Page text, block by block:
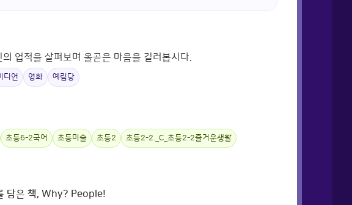
업적을 살펴보며 올곧은 마음을 길러봅시다.
디언 영화 예림당
초등6-2국어 초등미술 초등2 초등2-2._C_초등2-2즐거운생활
담은 책, Why? People!